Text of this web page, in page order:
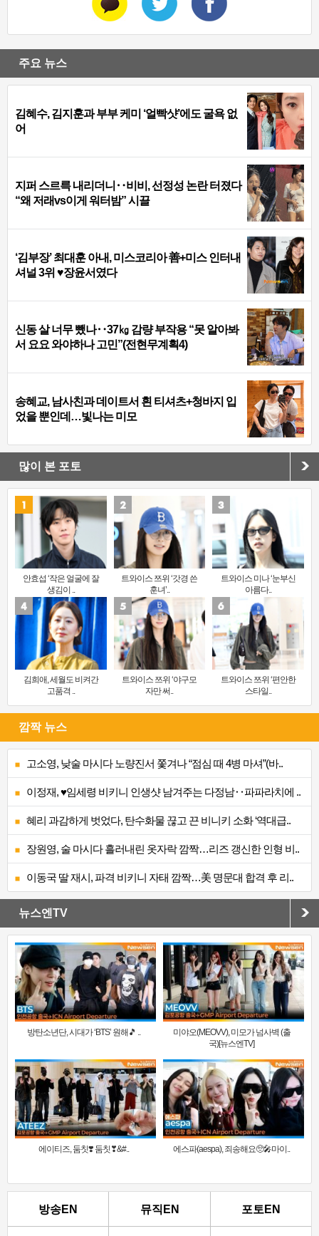
주요 뉴스
김혜수, 김지훈과 부부 케미 ‘얼빡샷’에도 굴욕 없
어
지퍼 스르륵 내리더니‥비비, 선정성 논란 터졌다
“왜 저래vs이게 워터밤” 시끌
‘김부장’ 최대훈 아내, 미스코리아 善+미스 인터내
셔널 3위 ♥장윤서였다
신동 살 너무 뺐나‥37㎏ 감량 부작용 “못 알아봐
서 요요 와야하나 고민”(전현무계획4)
송혜교, 남사친과 데이트서 흰 티셔츠+청바지 입
었을 뿐인데…빛나는 미모
많이 본 포토
안효섭 ‘작은 얼굴에 잘
생김이 ..
트와이스 쯔위 ‘갓경 쓴
훈녀’..
트와이스 미나 ‘눈부신
아름다..
김희애, 세월도 비켜간
고품격 ..
트와이스 쯔위 ‘야구모
자만 써..
트와이스 쯔위 ‘편안한
스타일..
깜짝 뉴스
고소영, 낮술 마시다 노량진서 쫓겨나 “점심 때 4병 마셔”(바..
이정재, ♥임세령 비키니 인생샷 남겨주는 다정남‥파파라치에 ..
혜리 과감하게 벗었다, 탄수화물 끊고 끈 비니키 소화 ‘역대급..
장원영, 술 마시다 흘러내린 옷자락 깜짝…리즈 갱신한 인형 비..
이동국 딸 재시, 파격 비키니 자태 깜짝…美 명문대 합격 후 리..
뉴스엔TV
방탄소년단, 시대가 ‘BTS’ 원해🎵 ..
미야오(MEOVV), 미모가 넘사벽 (출
국)[뉴스엔TV]
에이티즈, 둠칫❣️ 둠칫❣&#.. 에스파(aespa), 죄송해요🥺🎤마이..
방송EN 뮤직EN 포토EN